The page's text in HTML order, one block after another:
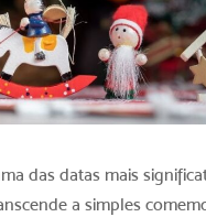
das datas mais
a simples